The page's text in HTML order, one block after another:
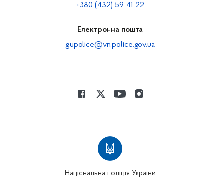
+380 (432) 59-41-22
Електронна пошта
gupolice@vn.police.gov.ua
Національна поліція України